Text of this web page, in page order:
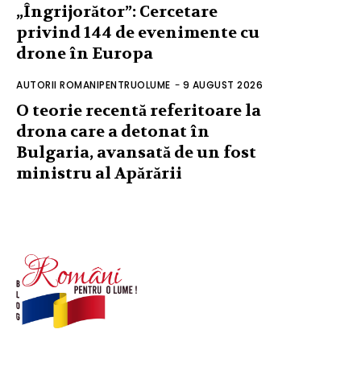
„Îngrijorător”: Cercetare
privind 144 de evenimente cu
drone în Europa
AUTORII ROMANIPENTRUOLUME - 9 AUGUST 2026
O teorie recentă referitoare la
drona care a detonat în
Bulgaria, avansată de un fost
ministru al Apărării